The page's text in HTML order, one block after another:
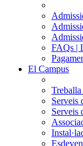
FAQs |
El Campus
Serveis
Serveis